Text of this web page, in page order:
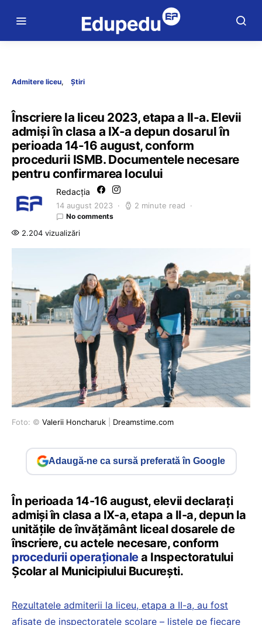
Admitere liceu Știri
Înscriere la liceu 2023, etapa a II-a. Elevii
admiși în clasa a IX-a depun dosarul în
perioada 14-16 august, conform
procedurii ISMB. Documentele necesare
pentru confirmarea locului
Redacția
14 august 2023 2 minute read
No comments
2.204 vizualizări
Foto: © Valerii Honcharuk Dreamstime.com
Adaugă-ne ca sursă preferată în Google
În perioada 14-16 august, elevii declarați
admiși în clasa a IX-a, etapa a II-a, depun la
unităţile de învățământ liceal dosarele de
înscriere, cu actele necesare, conform
procedurii operaționalea Inspectoratului
Școlar al Municipiului București.
Rezultatele admiterii la liceu, etapa a II-a, au fost
afișate de inspectoratele școlare – listele pe fiecare